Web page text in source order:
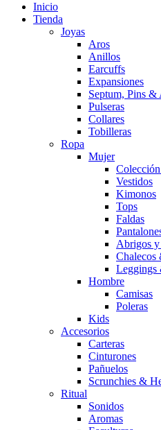
Inicio
Tienda
Joyas
Aros
Anillos
Earcuffs
Expansiones
Septum, Pins &
Pulseras
Collares
Tobilleras
Ropa
Mujer
Vestidos
Kimonos
Tops
Faldas
Abrigos y
Chalecos
Leggings
Hombre
Camisas
Poleras
Kids
Accesorios
Carteras
Cinturones
Pañuelos
Scrunchies &
Ritual
Sonidos
Aromas